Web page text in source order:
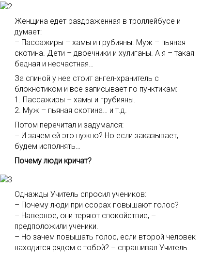
Женщина едет раздраженная в троллейбусе и
думает:
– Пассажиры – хамы и грубияны. Муж – пьяная
скотина. Дети – двоечники и хулиганы. А я – такая
бедная и несчастная…
За спиной у нее стоит ангел-хранитель с
блокнотиком и все записывает по пунктикам:
1. Пассажиры – хамы и грубияны.
2. Муж – пьяная скотина… и т.д.
Потом перечитал и задумался:
– И зачем ей это нужно? Но если заказывает,
будем исполнять…
Почему люди кричат?
Однажды Учитель спросил учеников:
– Почему люди при ссорах повышают голос?
– Наверное, они теряют спокойствие, –
предположили ученики.
– Но зачем повышать голос, если второй человек
находится рядом с тобой? – спрашивал Учитель.